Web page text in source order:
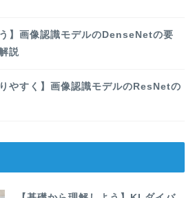
う】画像認識モデルのDenseNetの要
説
やすく】画像認識モデルのResNetの